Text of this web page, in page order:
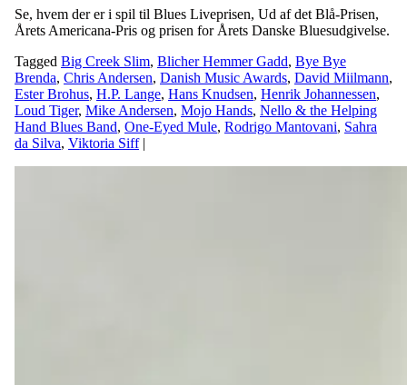
Se, hvem der er i spil til Blues Liveprisen, Ud af det Blå-Prisen,
Årets Americana-Pris og prisen for Årets Danske Bluesudgivelse.
Tagged Big Creek Slim, Blicher Hemmer Gadd, Bye Bye
Brenda, Chris Andersen, Danish Music Awards, David Miilmann,
Ester Brohus, H.P. Lange, Hans Knudsen, Henrik Johannessen,
Loud Tiger, Mike Andersen, Mojo Hands, Nello & the Helping
Hand Blues Band, One-Eyed Mule, Rodrigo Mantovani, Sahra
da Silva, Viktoria Siff |